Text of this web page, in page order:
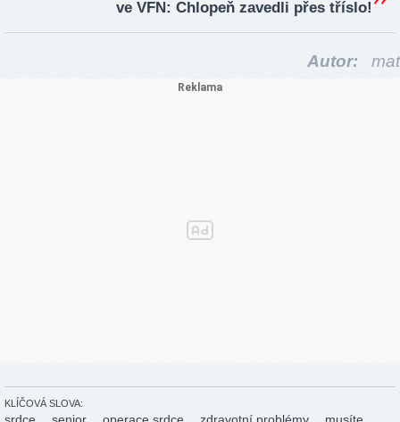
ve VFN: Chlopeň zavedli přes tříslo!
Autor: mat
KLÍČOVÁ SLOVA: